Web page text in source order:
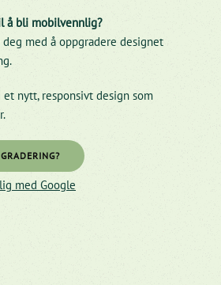
å bli mobilvennlig?
med å oppgradere designet
nytt, responsivt design som
med Google